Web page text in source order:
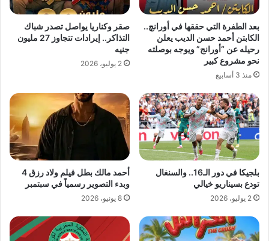
بعد الطفرة التي حققها في أورانچ..
الكابتن أحمد حسن الديب يعلن
رحيله عن “أورانج” ويوجه بوصلته
نحو مشروع كبير
منذ 3 أسابيع
صقر وكناريا يواصل تصدر شباك
التذاكر.. إيرادات تتجاوز 27 مليون
جنيه
2 يوليو، 2026
بلجيكا في دور الـ16.. والسنغال
تودع بسيناريو خيالي
2 يوليو، 2026
أحمد مالك بطل فيلم ولاد رزق 4
وبدء التصوير رسمياً في سبتمبر
8 يونيو، 2026